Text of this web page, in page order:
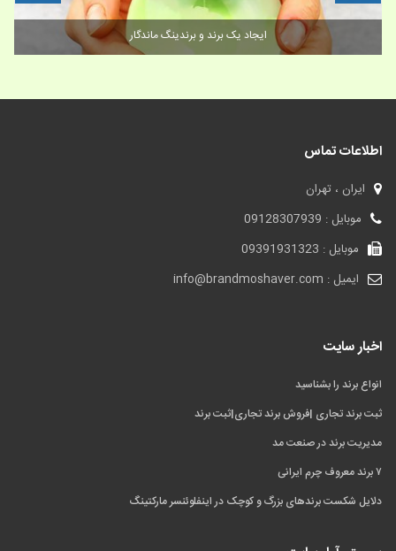
افزایش وفاداری مشتریان و ۱۵ روش برای تبدیل آن‌ها به سفیران برند
اطلاعات تماس
ایران ، تهران
موبایل : 09128307939
موبایل : 09391931323
ایمیل : info@brandmoshaver.com
اخبار سایت
انواع برند را بشناسید
ثبت برند تجاری |فروش برند تجاری|ثبت برند
مدیریت برند در صنعت مد
۷ برند معروف چرم ایرانی
دلایل شکست برندهای بزرگ و کوچک در اینفلوئنسر مارکتینگ